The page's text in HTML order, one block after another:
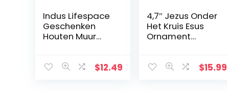
Indus Lifespace
Geschenken
Houten Muur
Opknoping met
$12.49
4,7″ Jezus Onder
Het Kruis Esus
Ornament
Figuur Kerstmis
$15.99